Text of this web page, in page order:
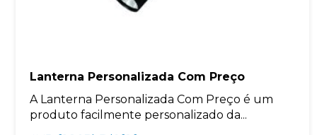
Lanterna Personalizada Com Preço
A Lanterna Personalizada Com Preço é um
produto facilmente personalizado da...